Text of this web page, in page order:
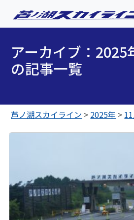
アーカイブ：2025
の記事一覧
芦ノ湖スカイライン > 2025年 >